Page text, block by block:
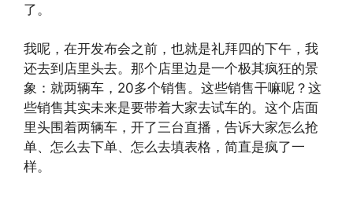
了。
我呢，在开发布会之前，也就是礼拜四的下午，我
还去到店里头去。那个店里边是一个极其疯狂的景
象：就两辆车，20多个销售。这些销售干嘛呢？这
些销售其实未来是要带着大家去试车的。这个店面
里头围着两辆车，开了三台直播，告诉大家怎么抢
单、怎么去下单、怎么去填表格，简直是疯了一
样。